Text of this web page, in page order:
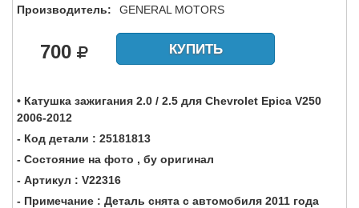
Производитель:
GENERAL MOTORS
700 КУПИТЬ
• Катушка зажигания 2.0 / 2.5 для Chevrolet Epica V250
2006-2012
- Код детали : 25181813
- Состояние на фото , бу оригинал
- Артикул : V22316
- Примечание : Деталь снята с автомобиля 2011 года